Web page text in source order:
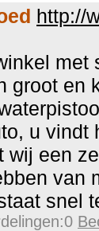
http://
met
groot en
u vindt
wij een
van
snel